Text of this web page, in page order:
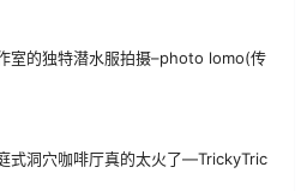
室的独特潜水服拍摄–photo lomo(传
式洞穴咖啡厅真的太火了—TrickyTric